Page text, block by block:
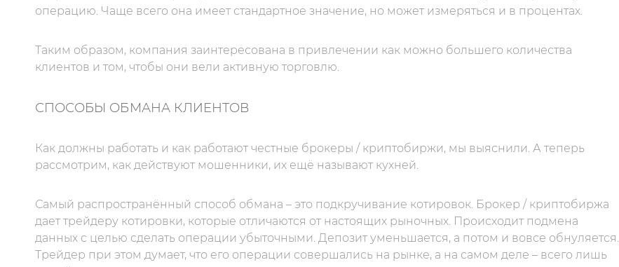
операцию. Чаще всего она имеет стандартное значение, но может измеряться и в процентах.
Таким образом, компания заинтересована в привлечении как можно большего количества
клиентов и том, чтобы они вели активную торговлю.
СПОСОБЫ ОБМАНА КЛИЕНТОВ
Как должны работать и как работают честные брокеры / криптобиржи, мы выяснили. А теперь
рассмотрим, как действуют мошенники, их ещё называют кухней.
Самый распространённый способ обмана – это подкручивание котировок. Брокер / криптобиржа
дает трейдеру котировки, которые отличаются от настоящих рыночных. Происходит подмена
данных с целью сделать операции убыточными. Депозит уменьшается, а потом и вовсе обнуляется.
Трейдер при этом думает, что его операции совершались на рынке, а на самом деле – всего лишь